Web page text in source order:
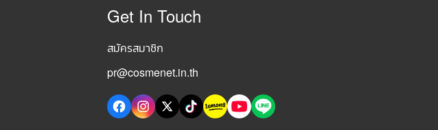
Get In Touch
สมัครสมาชิก
pr@cosmenet.in.th